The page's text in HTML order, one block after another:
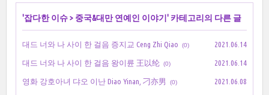
'잡다한 이슈> 중국&대만 연예인 이야기 ' 카테고리의 다른 글
대드 너와 나 사이 한 걸음 증지교 Ceng Zhi Qiao (0) 2021.06.14
대드 너와 나 사이 한 걸음 왕이륜 王以纶 (0) 2021.06.14
영화 강호아녀 댜오 이난 Diao Yinan, 刁亦男 (0) 2021.06.08